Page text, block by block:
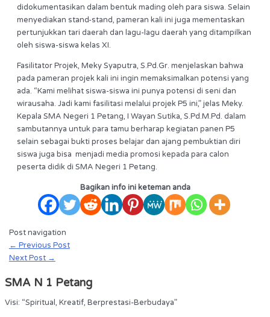
didokumentasikan dalam bentuk mading oleh para siswa. Selain
menyediakan stand-stand, pameran kali ini juga mementaskan
pertunjukkan tari daerah dan lagu-lagu daerah yang ditampilkan
oleh siswa-siswa kelas XI.
Fasilitator Projek, Meky Syaputra, S.Pd.Gr. menjelaskan bahwa
pada pameran projek kali ini ingin memaksimalkan potensi yang
ada. “Kami melihat siswa-siswa ini punya potensi di seni dan
wirausaha. Jadi kami fasilitasi melalui projek P5 ini,” jelas Meky.
Kepala SMA Negeri 1 Petang, I Wayan Sutika, S.Pd.M.Pd. dalam
sambutannya untuk para tamu berharap kegiatan panen P5
selain sebagai bukti proses belajar dan ajang pembuktian diri
siswa juga bisa menjadi media promosi kepada para calon
peserta didik di SMA Negeri 1 Petang.
Bagikan info ini keteman anda
Post navigation
← Previous Post
Next Post →
SMA N 1 Petang
Visi: “Spiritual, Kreatif, Berprestasi-Berbudaya”